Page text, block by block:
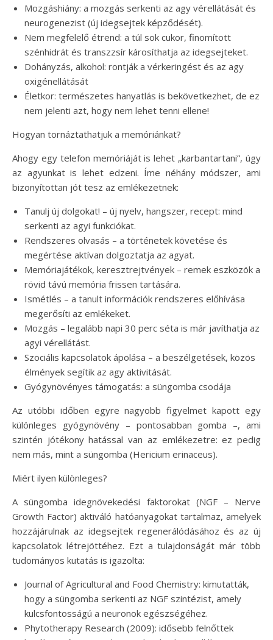
Mozgáshiány: a mozgás serkenti az agy vérellátását és
neurogenezist (új idegsejtek képződését).
Nem megfelelő étrend: a túl sok cukor, finomított
szénhidrát és transzzsír károsíthatja az idegsejteket.
Dohányzás, alkohol: rontják a vérkeringést és az agy
oxigénellátását
Életkor: természetes hanyatlás is bekövetkezhet, de ez
nem jelenti azt, hogy nem lehet tenni ellene!
Hogyan tornáztathatjuk a memóriánkat?
Ahogy egy telefon memóriáját is lehet „karbantartani”, úgy
az agyunkat is lehet edzeni. Íme néhány módszer, ami
bizonyítottan jót tesz az emlékezetnek:
Tanulj új dolgokat! – új nyelv, hangszer, recept: mind
serkenti az agyi funkciókat.
Rendszeres olvasás – a történetek követése és
megértése aktívan dolgoztatja az agyat.
Memóriajátékok, keresztrejtvények – remek eszközök a
rövid távú memória frissen tartására.
Ismétlés – a tanult információk rendszeres előhívása
megerősíti az emlékeket.
Mozgás – legalább napi 30 perc séta is már javíthatja az
agyi vérellátást.
Szociális kapcsolatok ápolása – a beszélgetések, közös
élmények segítik az agy aktivitását.
Gyógynövényes támogatás: a süngomba csodája
Az utóbbi időben egyre nagyobb figyelmet kapott egy
különleges gyógynövény – pontosabban gomba –, ami
szintén jótékony hatással van az emlékezetre: ez pedig
nem más, mint a süngomba (Hericium erinaceus).
Miért ilyen különleges?
A süngomba idegnövekedési faktorokat (NGF – Nerve
Growth Factor) aktiváló hatóanyagokat tartalmaz, amelyek
hozzájárulnak az idegsejtek regenerálódásához és az új
kapcsolatok létrejöttéhez. Ezt a tulajdonságát már több
tudományos kutatás is igazolta:
Journal of Agricultural and Food Chemistry: kimutatták,
hogy a süngomba serkenti az NGF szintézist, amely
kulcsfontosságú a neuronok egészségéhez.
Phytotherapy Research (2009): idősebb felnőttek